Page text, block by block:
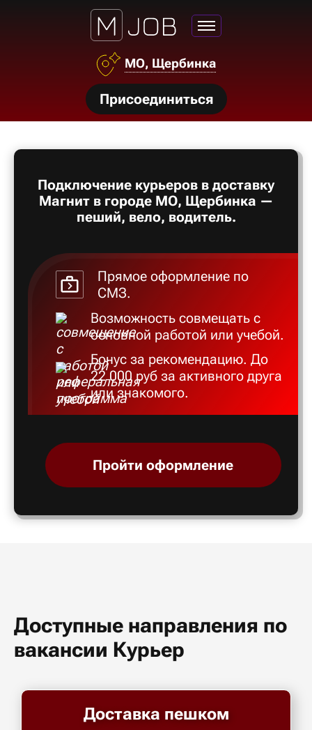
МО, Щербинка
Присоединиться
Подключение курьеров в доставку
Магнит в городе МО, Щербинка —
пеший, вело, водитель.
Прямое оформление по
СМЗ.
Возможность совмещать с
основной работой или учебой.
Бонус за рекомендацию. До
22 000 руб за активного друга
или знакомого.
Пройти оформление
Доступные направления по
вакансии Курьер
Доставка пешком